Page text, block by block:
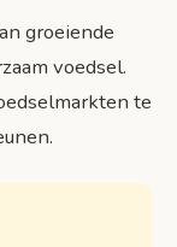
groeiende
voedsel.
te